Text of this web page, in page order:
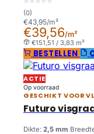
(0)
€43,95/m²
€39,56/m²
€151,51 / 3,83 m²
BESTELLEN
ACTIE
Op voorraad
GESCHIKT VOOR
Futuro
Dikte: 2,5 mm